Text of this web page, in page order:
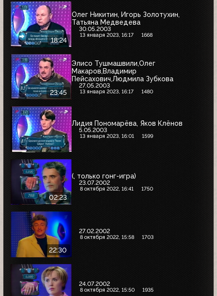
18:24
Олег Никитин, Игорь Золотухин,
Татьяна Медведева
30.05.2003
13 января 2023, 16:17 1668
23:45
Элисо Тушмашвили,Олег
Макаров,Владимир
Пейсахович,Людмила Зубкова
27.05.2003
13 января 2023, 16:17 1480
Лидия Пономарёва, Яков Клёнов
5.05.2003
13 января 2023, 16:01 1599
02:23
(, только гонг-игра)
23.07.2002
8 октября 2022, 16:41 1750
22:30
27.02.2002
8 октября 2022, 15:58 1703
24.07.2002
8 октября 2022, 15:50 1935